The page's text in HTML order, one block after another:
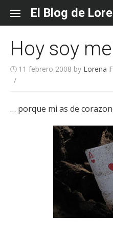
content
El Blog de
Hoy soy
11 febrero 2008 by Lorena
/
… porque mi as de